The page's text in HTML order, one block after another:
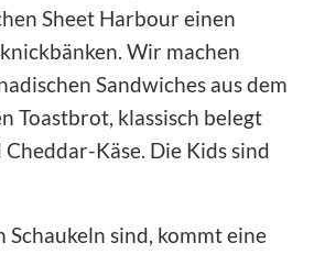
Sheet Harbour einen
Wir machen
Sandwiches aus dem
Toastbrot, klassisch belegt
Käse. Die Kids sind
Schaukeln sind, kommt eine